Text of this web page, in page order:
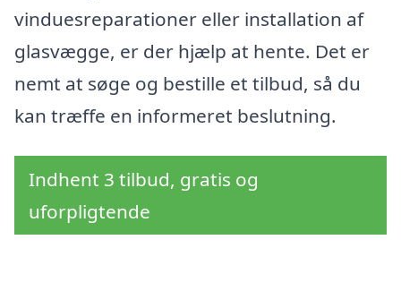
vinduesreparationer eller installation af
glasvægge, er der hjælp at hente. Det er
nemt at søge og bestille et tilbud, så du
kan træffe en informeret beslutning.
Indhent 3 tilbud, gratis og
uforpligtende